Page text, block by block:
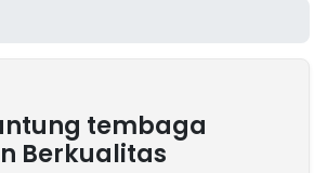
tembaga
Berkualitas